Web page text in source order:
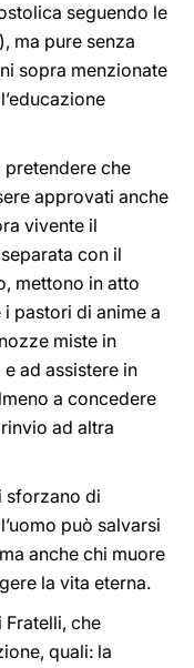
seguendo le
ma pure senza
sopra menzionate
pretendere che
approvati anche
vivente il
con il
mettono in atto
pastori di anime a
miste in
ad assistere in
a concedere
ad altra
sforzano di
può salvarsi
anche chi muore
la vita eterna.
Fratelli, che
quali: la